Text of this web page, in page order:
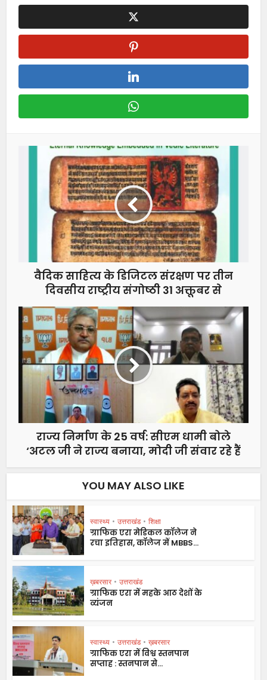
वैदिक साहित्य के डिजिटल संरक्षण पर तीन
दिवसीय राष्ट्रीय संगोष्ठी 31 अक्तूबर से
राज्य निर्माण के 25 वर्ष: सीएम धामी बोले
‘अटल जी ने राज्य बनाया, मोदी जी संवार रहे हैं
YOU MAY ALSO LIKE
स्वास्थ्य • उत्तराखंड • शिक्षा
ग्राफिक एरा मेडिकल कॉलेज ने
रचा इतिहास, कॉलेज में MBBS...
ख़बरसार • उत्तराखंड
ग्राफिक एरा में महके आठ देशों के
व्यंजन
स्वास्थ्य • उत्तराखंड • ख़बरसार
ग्राफिक एरा में विश्व स्तनपान
सप्ताह : स्तनपान से...